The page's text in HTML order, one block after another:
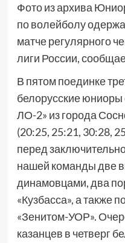
Фото из архива
по волейболу
матче регулярного
лиги России,
В пятом поединке
белорусские
ЛО-2» из города
(20:25, 25:21, 30:28,
перед
нашей команды две
динамовцами, два
«Кузбасса», а также
«Зенитом-УОР».
казанцев в четверг